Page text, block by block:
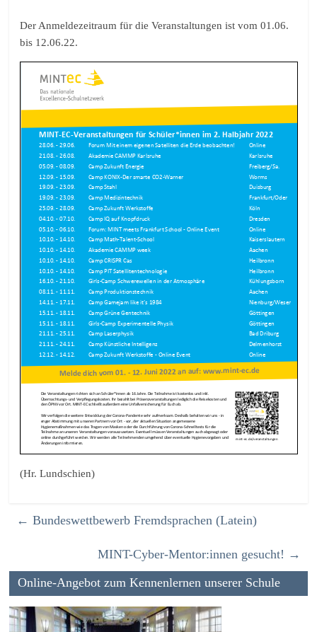
Der Anmeldezeitraum für die Veranstaltungen ist vom 01.06.
bis 12.06.22.
(Hr. Lundschien)
← Bundeswettbewerb Fremdsprachen (Latein)
MINT-Cyber-Mentor:innen gesucht! →
Online-Angebot zum Kennenlernen unserer Schule